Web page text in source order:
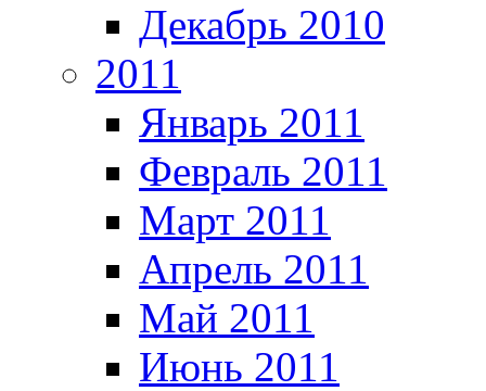
Декабрь 2010
2011
Январь 2011
Февраль 2011
Март 2011
Апрель 2011
Май 2011
Июнь 2011